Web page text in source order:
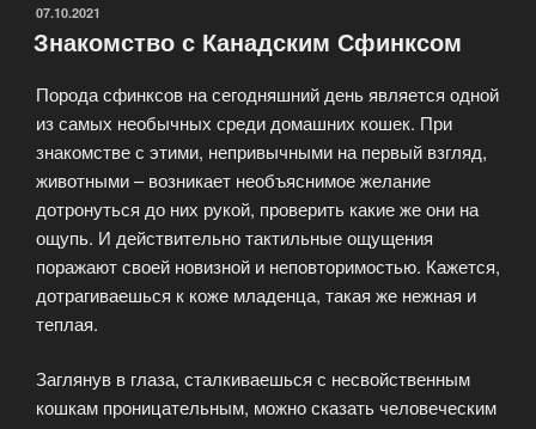
ОПУБЛИКОВАНО
07.10.2021
Знакомство с Канадским Сфинксом
Порода сфинксов на сегодняшний день является одной
из самых необычных среди домашних кошек. При
знакомстве с этими, непривычными на первый взгляд,
животными – возникает необъяснимое желание
дотронуться до них рукой, проверить какие же они на
ощупь. И действительно тактильные ощущения
поражают своей новизной и неповторимостью. Кажется,
дотрагиваешься к коже младенца, такая же нежная и
теплая.
Заглянув в глаза, сталкиваешься с несвойственным
кошкам проницательным, можно сказать человеческим